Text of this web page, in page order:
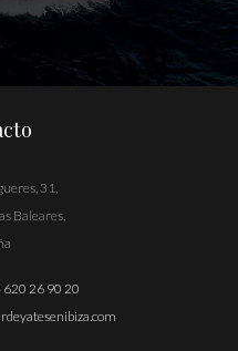
31,
Baleares,
620 26 90 20